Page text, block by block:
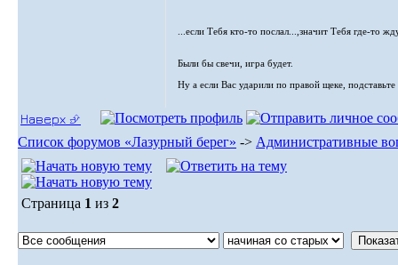
...если Тебя кто-то послал...,значит Тебя где-то
Были бы свечи, игра будет.
Ну а если Вас ударили по правой щеке,
Наверх ⮵
Список форумов «Лазурный берег» -> Административные
Страница 1 из 2